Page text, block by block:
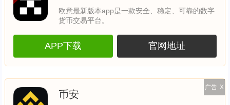
欧意最新版本app是一款安全、稳定、可靠的数字
货币交易平台。
APP下载 官网地址
广告 X
币安